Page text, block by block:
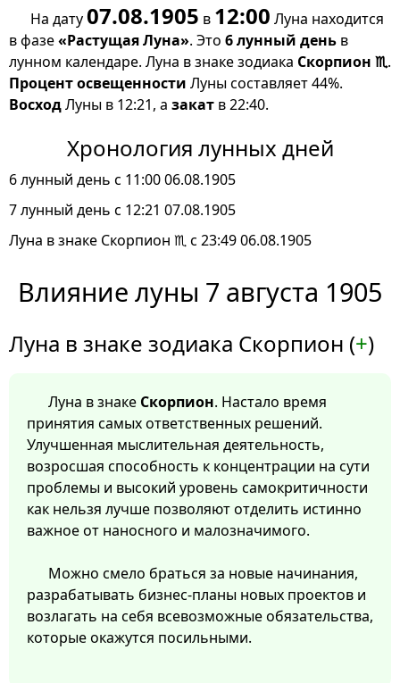
На дату07.08.1905 в 12:00 Луна находится
в фазе«Растущая Луна». Это 6 лунный день в
лунном календаре. Луна в знаке зодиака Скорпион ♏.
Процент освещенности Луны составляет 44%.
ВосходЛуны в 12:21, а закат в 22:40.
Хронология лунных дней
6 лунный день с 11:00 06.08.1905
7 лунный день с 12:21 07.08.1905
Луна в знаке Скорпион ♏ с 23:49 06.08.1905
Влияние луны 7 августа 1905
Луна в знаке зодиака Скорпион (+)
Луна в знаке Скорпион. Настало время
принятия самых ответственных решений.
Улучшенная мыслительная деятельность,
возросшая способность к концентрации на сути
проблемы и высокий уровень самокритичности
как нельзя лучше позволяют отделить истинно
важное от наносного и малозначимого.
Можно смело браться за новые начинания,
разрабатывать бизнес-планы новых проектов и
возлагать на себя всевозможные обязательства,
которые окажутся посильными.